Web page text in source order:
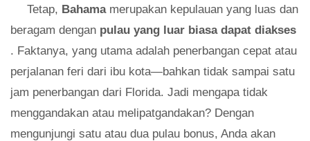
Tetap, Bahama merupakan kepulauan yang luas dan
beragam dengan pulau yang luar biasa dapat diakses
. Faktanya, yang utama adalah penerbangan cepat atau
perjalanan feri dari ibu kota—bahkan tidak sampai satu
jam penerbangan dari Florida. Jadi mengapa tidak
menggandakan atau melipatgandakan? Dengan
mengunjungi satu atau dua pulau bonus, Anda akan